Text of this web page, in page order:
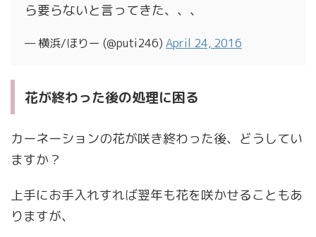
ら要らないと言ってきた、、、
— 横浜/ほりー (@puti246) April 24, 2016
花が終わった後の処理に困る
カーネーションの花が咲き終わった後、どうしてい
ますか？
上手にお手入れすれば翌年も花を咲かせることもあ
りますが、